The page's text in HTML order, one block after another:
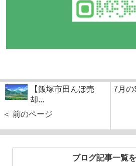
【飯塚市田んぼ売
却...
＜ 前のページ
7月の
ブログ記事一覧